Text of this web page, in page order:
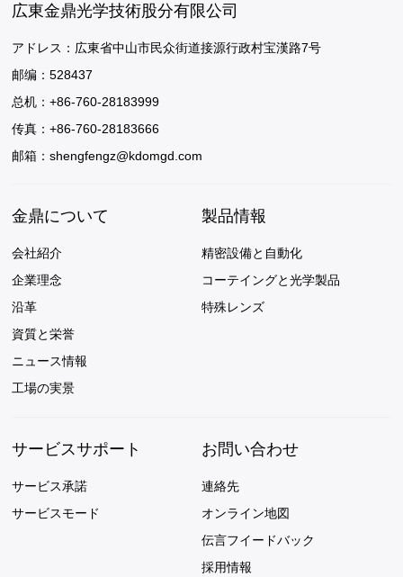
広東金鼎光学技術股分有限公司
アドレス：広東省中山市民众街道接源行政村宝漢路7号
邮编：528437
总机：+86-760-28183999
传真：+86-760-28183666
邮箱：shengfengz@kdomgd.com
金鼎について
会社紹介
企業理念
沿革
資質と栄誉
ニュース情報
工場の実景
製品情報
精密設備と自動化
コーテイングと光学製品
特殊レンズ
サービスサポート
サービス承諾
サービスモード
お問い合わせ
連絡先
オンライン地図
伝言フイードバック
採用情報